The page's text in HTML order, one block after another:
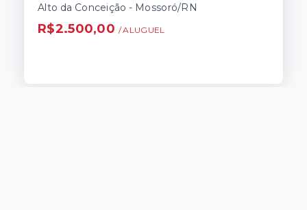
Alto da Conceição - Mossoró/RN
R$2.500,00 / ALUGUEL